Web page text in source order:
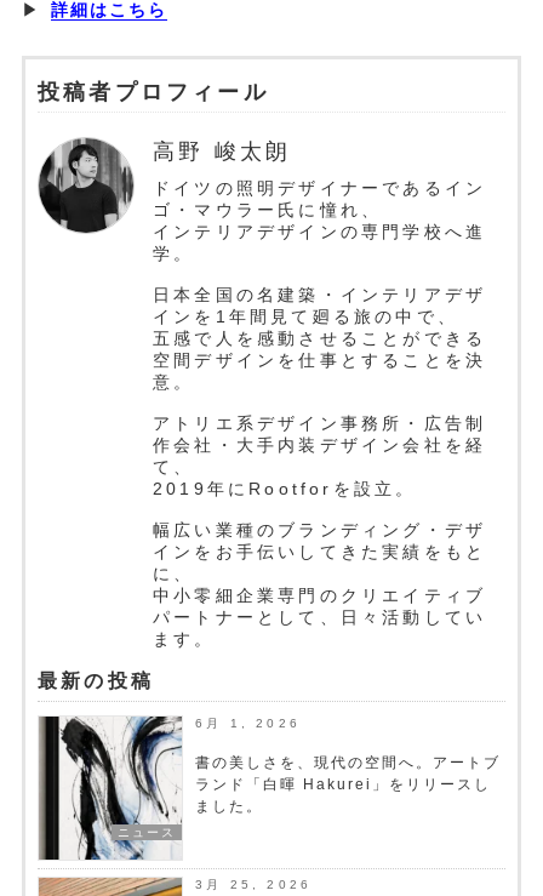
▶︎詳細はこちら
投稿者プロフィール
高野 峻太朗
ドイツの照明デザイナーであるイン
ゴ・マウラー氏に憧れ、
インテリアデザインの専門学校へ進
学。
日本全国の名建築・インテリアデザ
インを1年間見て廻る旅の中で、
五感で人を感動させることができる
空間デザインを仕事とすることを決
意。
アトリエ系デザイン事務所・広告制
作会社・大手内装デザイン会社を経
て、
2019年にRootforを設立。
幅広い業種のブランディング・デザ
インをお手伝いしてきた実績をもと
に、
中小零細企業専門のクリエイティブ
パートナーとして、日々活動してい
ます。
最新の投稿
ニュース
6月 1, 2026
書の美しさを、現代の空間へ。アートブ
ランド「白暉 Hakurei」をリリースし
ました。
3月 25, 2026